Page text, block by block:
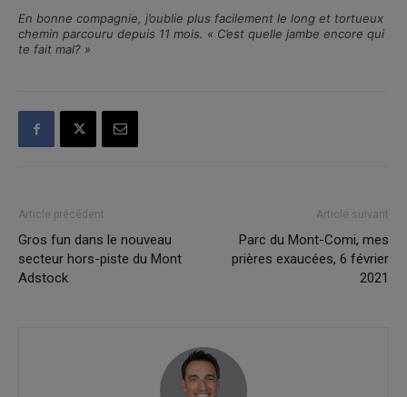
En bonne compagnie, j’oublie plus facilement le long et tortueux
chemin parcouru depuis 11 mois. « C’est quelle jambe encore qui
te fait mal? »
Article précédent
Gros fun dans le nouveau
secteur hors-piste du Mont
Adstock
Article suivant
Parc du Mont-Comi, mes
prières exaucées, 6 février
2021